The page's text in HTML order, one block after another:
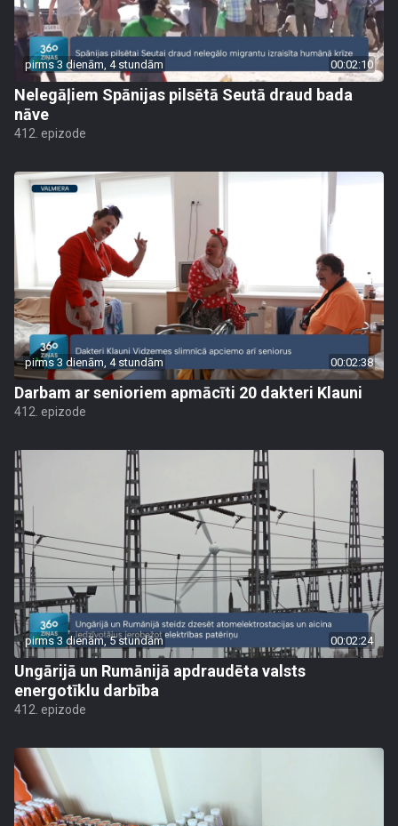
pirms 3 dienām, 4 stundām 00:02:10
Nelegāļiem Spānijas pilsētā Seutā draud bada
nāve
412. epizode
pirms 3 dienām, 4 stundām 00:02:38
Darbam ar senioriem apmācīti 20 dakteri Klauni
412. epizode
pirms 3 dienām, 5 stundām 00:02:24
Ungārijā un Rumānijā apdraudēta valsts
energotīklu darbība
412. epizode